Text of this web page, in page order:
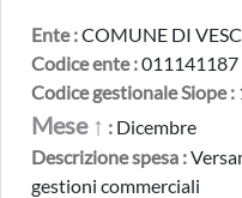
Ente :COMUNE DI
Codice ente :011141187
Codice gestionale Siope :
Mese ↑ : Dicembre
Descrizione spesa :
gestioni commerciali